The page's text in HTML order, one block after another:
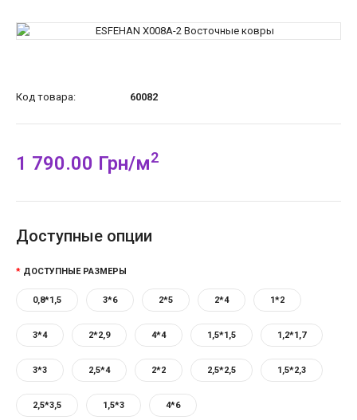
Код товара: 60082
1 790.00 Грн/м2
Доступные опции
ДОСТУПНЫЕ РАЗМЕРЫ
0,8*1,5 3*6 2*5 2*4 1*2
3*4 2*2,9 4*4 1,5*1,5 1,2*1,7
3*3 2,5*4 2*2 2,5*2,5 1,5*2,3
2,5*3,5 1,5*3 4*6